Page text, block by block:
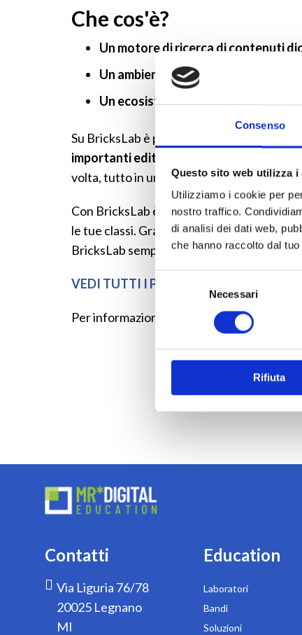
Consenso
Questo sito web utilizza i
Utilizziamo i cookie per
nostro traffico.
di analisi dei dati web,
che hanno raccolto dal
Selezione
Necessari
Rifiuta
Che cos'è?
Un motore di ricerca di contenuti
Un ambiente di lavoro e
Un ecosistema didattico formativo
Su BricksLab è possibile effettuare una
importanti editori scolastici
, i materiali
volta, tutto in un unico ambiente.
Con BricksLab è inoltre possibile
le tue classi. Grazie all’integrazione con
BricksLab semplifica il lavoro di docenti e
VEDI TUTTI I PIANI BRICKSLAB
Per informazioni e richieste:
Contatti
Via Liguria 76/78
20025 Legnano
MI
Education
Laboratori
Bandi
Soluzioni